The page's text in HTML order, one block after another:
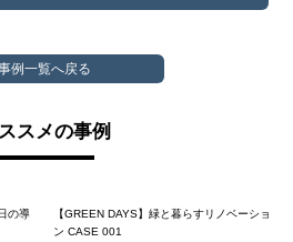
例一覧へ戻る
スメの事例
の導
【GREEN DAYS】緑と暮らすリノベーショ
ン CASE 001